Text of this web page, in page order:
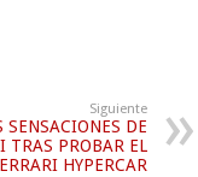
Siguiente
SENSACIONES DE
TRAS PROBAR EL
HYPERCAR